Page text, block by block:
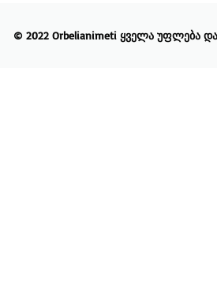
© 2022 Orbelianimeti ყველა უფლება